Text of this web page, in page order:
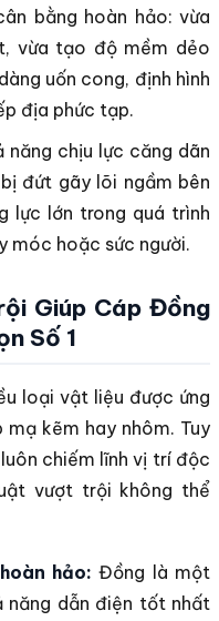
bằng hoàn hảo: vừa
vừa tạo độ mềm dẻo
uốn cong, định hình
địa phức tạp.
năng chịu lực căng dãn
đứt gãy lõi ngầm bên
lực lớn trong quá trình
móc hoặc sức người.
Giúp Cáp Đồng
Số 1
loại vật liệu được ứng
kẽm hay nhôm. Tuy
luôn chiếm lĩnh vị trí độc
vượt trội không thể
hảo: Đồng là một
năng dẫn điện tốt nhất